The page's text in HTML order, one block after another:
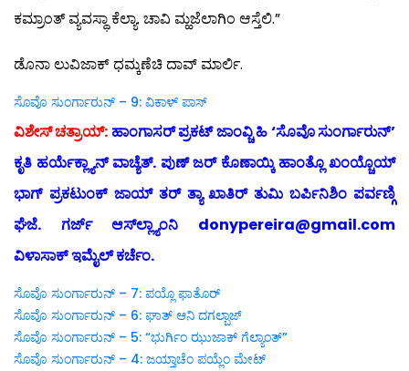
ಕಮ್ರಾಂತ್ ವ್ಯವಸ್ಥಾ ಕೆಲ್ಯಾ. ಚಾವಿ ಮ್ಹಜೆಲಾಗಿಂ ಆಸ್ತೆಲಿ.”
ಡೊನಾ ಲುವಿಜಾಕ್ ಧಮ್ಕಣೆಚಿ ದಾವ್ ಮಾರ್ಲಿ.
ಸೊವೊ ಸುಂರ್ಗಾರುನ್ – 9: ವಿಕಾಳ್ ಪಾಸ್
ವಿಶೇಸ್ ಚತ್ರಾಯ್:ಹಾಂಗಾಸರ್ ಪ್ರಕಟ್ ಜಾಂವ್ಚಿ ಹಿ ‘ಸೊವೊ ಸುಂರ್ಗಾರುನ್’
ಕೃತಿ ಹರ್ಯೆಕ್ಲ್ಯಾನ್ ವಾಚ್ಯೆತ್. ಪುಣ್ ಜರ್ ಕೊಣಾಯ್ಕಿ ಹಾಂತ್ಲೊ ಖಂಯ್ಚೊಯ್
ಭಾಗ್ ಪ್ರಕಟುಂಕ್ ಜಾಯ್ ತರ್ ತ್ಯಾ ಖಾತಿರ್ ತುಮಿ ಬರ್ಪಿನಿಶಿಂ ಪರ್ವಣ್ಗಿ
ಘೆಜೆ. ಗರ್ಜ್ ಆಸ್‍ಲ್ಲ್ಯಾಂನಿ donypereira@gmail.com
ವಿಳಾಸಾಕ್ ಇಮೈಲ್ ಕರ್ಚೆಂ.
ಸೊವೊ ಸುಂರ್ಗಾರುನ್ – 7: ಪಯ್ಲೊ ಫಾತೊರ್
ಸೊವೊ ಸುಂರ್ಗಾರುನ್ – 6: ಘಾತ್ ಆನಿ ದಗಲ್ಬಾಜ್
ಸೊವೊ ಸುಂರ್ಗಾರುನ್ – 5: “ಭುರ್ಗಿಂ ಝುಜಾಕ್ ಗೆಲ್ಯಾಂತ್”
ಸೊವೊ ಸುಂರ್ಗಾರುನ್ – 4: ಜಯ್ತಾಚೆಂ ಪಯ್ಲೆಂ ಮೇಟ್